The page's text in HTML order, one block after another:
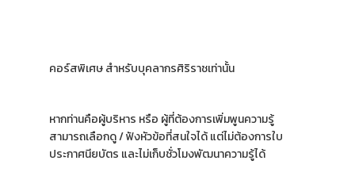
คอร์สพิเศษ สำหรับบุคลากรศิริราชเท่านั้น
หากท่านคือผู้บริหาร หรือ ผู้ที่ต้องการเพิ่มพูนความรู้
สามารถเลือกดู / ฟังหัวข้อที่สนใจได้ แต่ไม่ต้องการใบ
ประกาศนียบัตร และไม่เก็บชั่วโมงพัฒนาความรู้ได้